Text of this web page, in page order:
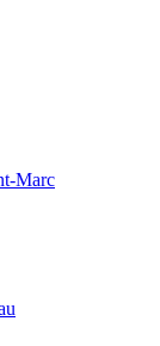
Marc